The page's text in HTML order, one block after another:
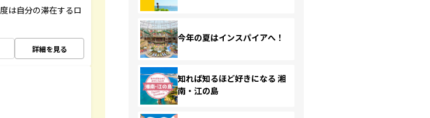
は自分の滞在するロ
詳細を見る
今年の夏はインスパイアへ！
知れば知るほど好きになる 湘
南・江の島